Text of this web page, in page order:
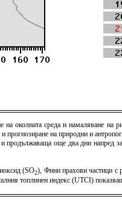
околната среда и намаляване на
на природни и
още два дни напред
(SO2), Фини прахови частици с
топлинен индекс (UTCI)